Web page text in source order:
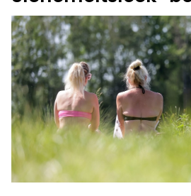
Sicherheitsleck